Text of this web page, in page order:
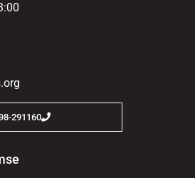
291160